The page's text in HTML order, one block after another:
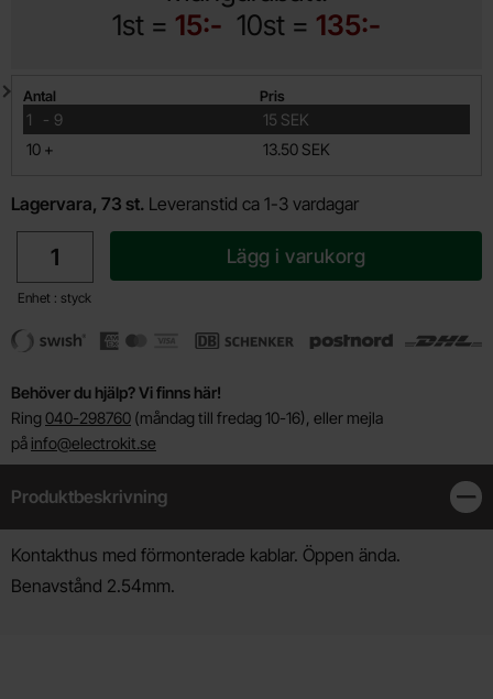
1st = 15:- 10st = 135:-
Mängdrabatt
Antal Pris
1 -
till 9
15 SEK
10 +
till 13.50 SEK
Lagervara, 73 st. Leveranstid ca 1-3 vardagar
Enhet : styck
Lägg i varukorg
Behöver du hjälp? Vi finns här!
Ring 040-298760 (måndag till fredag 10-16), eller mejla
på info@electrokit.se
Produktbeskrivning
Produktbeskrivning
Kontakthus med förmonterade kablar. Öppen ända.
Benavstånd 2.54mm.